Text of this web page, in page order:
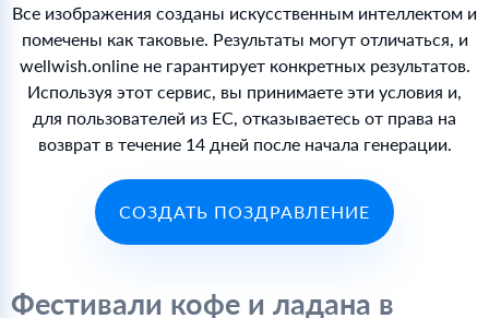
Все изображения созданы искусственным интеллектом и
помечены как таковые. Результаты могут отличаться, и
wellwish.online не гарантирует конкретных результатов.
Используя этот сервис, вы принимаете эти условия и,
для пользователей из ЕС, отказываетесь от права на
возврат в течение 14 дней после начала генерации.
СОЗДАТЬ ПОЗДРАВЛЕНИЕ
Фестивали кофе и ладана в